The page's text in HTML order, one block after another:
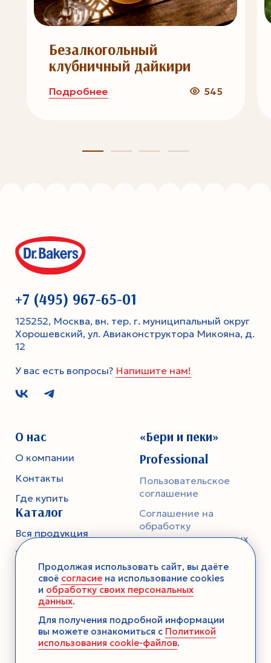
Безалкогольный
клубничный дайкири
Подробнее 545
+7 (495) 967-65-01
125252, Москва, вн. тер. г. муниципальный округ
Хорошевский, ул. Авиаконструктора Микояна, д.
12
У вас есть вопросы? Напишите нам!
О нас
О компании
Контакты
Где купить
Каталог
Вся продукция
Тесто
Смеси-помощники
Ароматика
Десерты без выпечки
Консервация
«Бери и пеки»
Professional
Пользовательское
соглашение
Соглашение на
обработку
персональных данных
конфиденциальности
Продолжая использовать сайт, вы даёте
своё согласие на использование cookies
и обработку своих персональных
данных.
Для получения подробной информации
вы можете ознакомиться с Политикой
использования cookie-файлов.